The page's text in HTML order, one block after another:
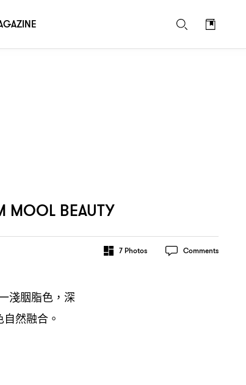
MOOL BEAUTY
7Photos Comments
淺胭脂色 ，⁠ 深
然融合。